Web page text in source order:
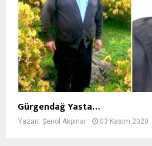
Gürgendağ Yasta…
Yazan: Şenol Akpınar 03 Kasım 2020